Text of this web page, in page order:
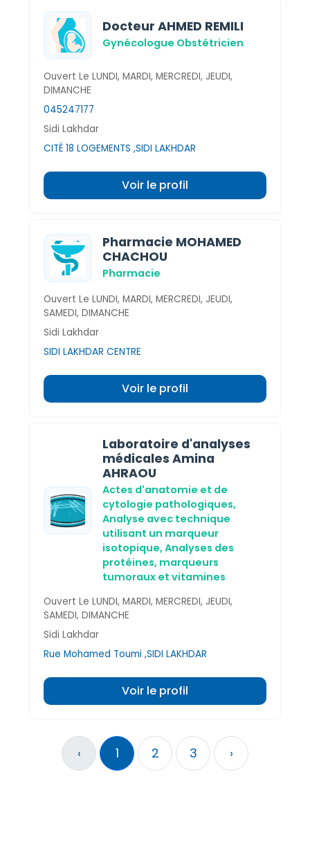
Docteur AHMED REMILI
Gynécologue Obstétricien
Ouvert Le LUNDI, MARDI, MERCREDI, JEUDI,
DIMANCHE
045247177
Sidi Lakhdar
CITÉ 18 LOGEMENTS ,SIDI LAKHDAR
Voir le profil
Pharmacie MOHAMED
CHACHOU
Pharmacie
Ouvert Le LUNDI, MARDI, MERCREDI, JEUDI,
SAMEDI, DIMANCHE
Sidi Lakhdar
SIDI LAKHDAR CENTRE
Voir le profil
Laboratoire d'analyses
médicales Amina
AHRAOU
Actes d'anatomie et de
cytologie pathologiques,
Analyse avec technique
utilisant un marqueur
isotopique, Analyses des
protéines, marqueurs
tumoraux et vitamines
Ouvert Le LUNDI, MARDI, MERCREDI, JEUDI,
SAMEDI, DIMANCHE
Sidi Lakhdar
Rue Mohamed Toumi ,SIDI LAKHDAR
Voir le profil
‹ 1 2 3 ›